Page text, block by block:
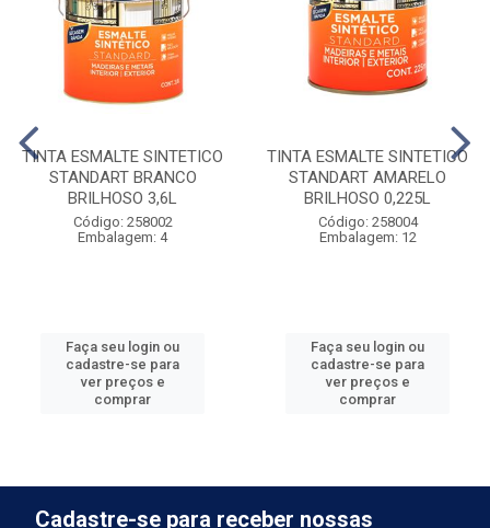
TINTA ESMALTE SINTETICO
STANDART BRANCO
BRILHOSO 3,6L
Código: 258002
Embalagem: 4
Faça seu login ou
cadastre-se para
ver preços e
comprar
TINTA ESMALTE SINTETICO
STANDART AMARELO
BRILHOSO 0,225L
Código: 258004
Embalagem: 12
Faça seu login ou
cadastre-se para
ver preços e
comprar
Cadastre-se para receber nossas